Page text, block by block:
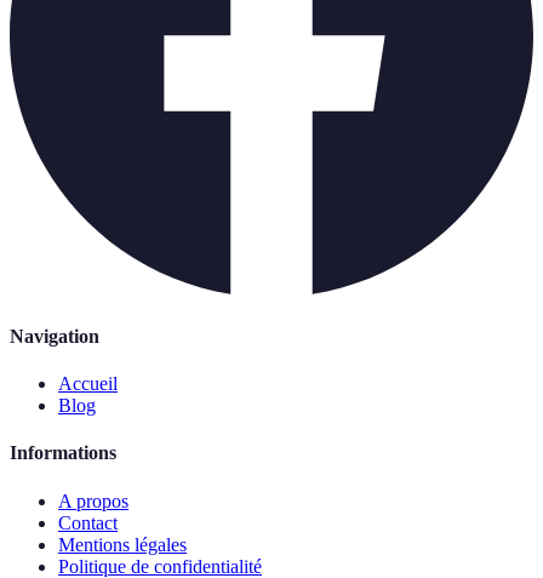
Navigation
Accueil
Blog
Informations
A propos
Contact
Mentions légales
Politique de confidentialité